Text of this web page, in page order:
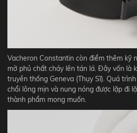
Vacheron Constantin còn điểm thêm kỹ
mờ phủ chất cháy lên tán lá. Đây vốn là
truyền thống Geneva (Thụy Sĩ). Quá
chổi lông mịn và nung nóng được lặp đi
thành phẩm mong muốn.